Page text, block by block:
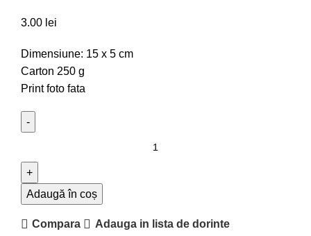
3.00 lei
Dimensiune: 15 x 5 cm
Carton 250 g
Print foto fata
Adaugă în coș
Compara Adauga in lista de dorinte